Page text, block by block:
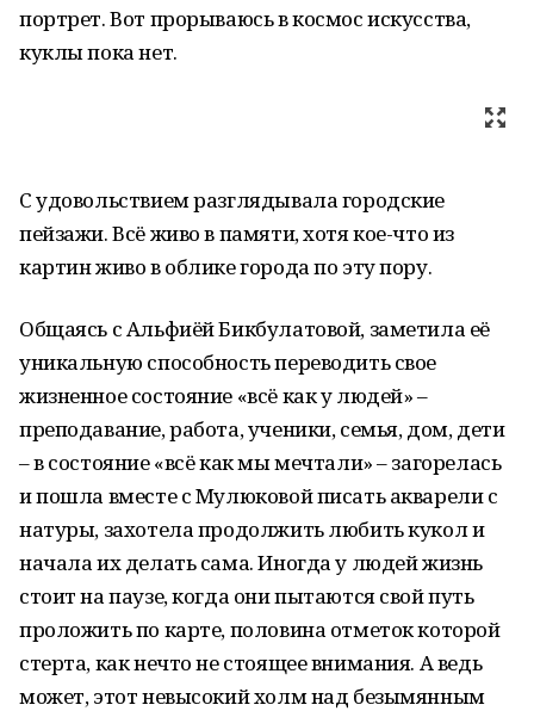
портрет. Вот прорываюсь в космос искусства,
куклы пока нет.
С удовольствием разглядывала городские
пейзажи. Всё живо в памяти, хотя кое-что из
картин живо в облике города по эту пору.
Общаясь с Альфиёй Бикбулатовой, заметила её
уникальную способность переводить свое
жизненное состояние «всё как у людей» –
преподавание, работа, ученики, семья, дом, дети
– в состояние «всё как мы мечтали» – загорелась
и пошла вместе с Мулюковой писать акварели с
натуры, захотела продолжить любить кукол и
начала их делать сама. Иногда у людей жизнь
стоит на паузе, когда они пытаются свой путь
проложить по карте, половина отметок которой
стерта, как нечто не стоящее внимания. А ведь
может, этот невысокий холм над безымянным